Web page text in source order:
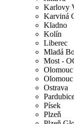
Karlovy
Karviná
Kladno
Kolín
Liberec
Mladá
Most -
Olomouc
Ostrava
Písek
Plzeň